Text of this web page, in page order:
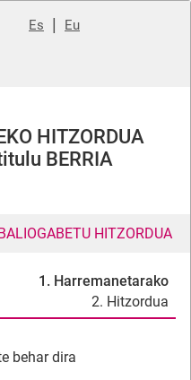
Es Eu
HITZORDUA
BERRIA
HITZORDUA
1. Harremanetarako
2. Hitzordua
behar dira